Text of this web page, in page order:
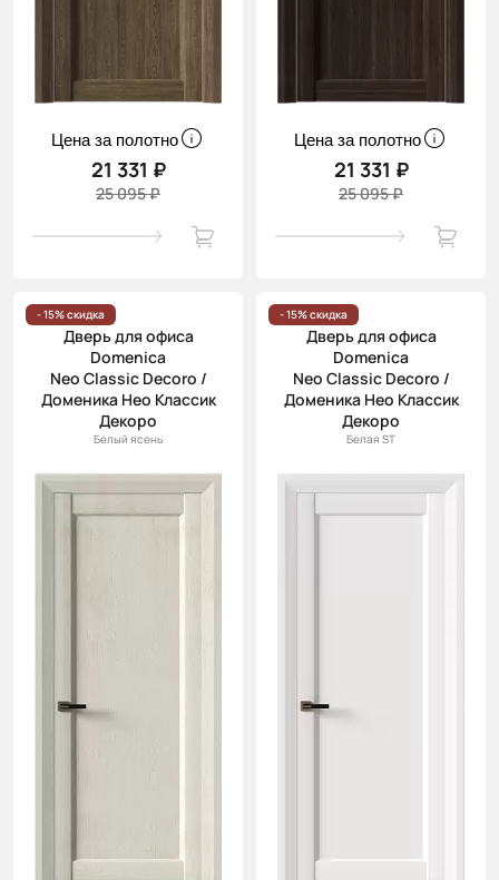
Цена за полотно
21 331 ₽
25 095 ₽
Цена за полотно
21 331 ₽
25 095 ₽
- 15% скидка
Дверь для офиса
Domenica
Neo Classic Decoro /
Доменика Нео Классик
Декоро
Белый ясень
- 15% скидка
Дверь для офиса
Domenica
Neo Classic Decoro /
Доменика Нео Классик
Декоро
Белая ST